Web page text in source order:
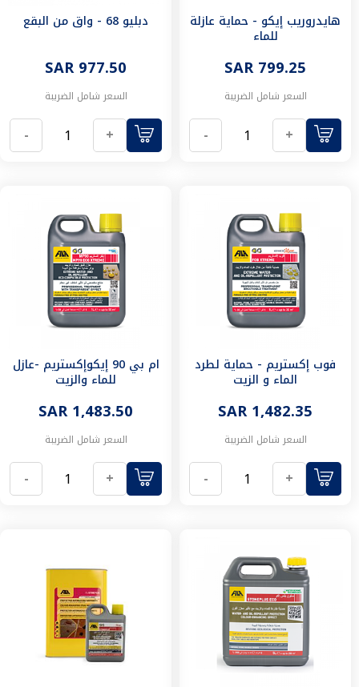
موازين
حبات
&
أطقم
مبارد
وأزاميل
القياس
مثبتات
مشبك
مناشير
يدوية
وريش
حلول
اكسسوارات
اللحام
أدوات
متنوعة
ادوات
التخزين
معدات
ولوازم
حلول
التنظيف
أدوات
كهربائية
جلخ
أدوات
لاسلكية
هايدروريب إيكو - حماية عازلة
للماء
SAR 799.25
السعر شامل الضريبة
+
-
دبليو 68 - واق من البقع
SAR 977.50
السعر شامل الضريبة
+
-
فوب إكستريم - حماية لطرد
الماء و الزيت
SAR 1,482.35
السعر شامل الضريبة
+
-
ام بي 90 إيكوإكستريم -عازل
للماء والزيت
SAR 1,483.50
السعر شامل الضريبة
+
-